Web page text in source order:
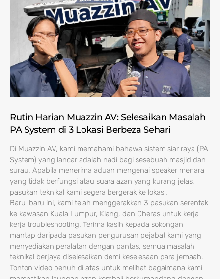
Rutin Harian Muazzin AV: Selesaikan Masalah
PA System di 3 Lokasi Berbeza Sehari
Di Muazzin AV, kami memahami bahawa sistem siar raya (PA
System) yang lancar adalah nadi bagi sesebuah masjid dan
surau. Apabila menerima aduan mengenai speaker menara
yang tidak berfungsi atau suara azan yang kurang jelas,
pasukan teknikal kami segera bergerak ke lokasi.
Baru-baru ini, kami telah menggerakkan 3 pasukan serentak
ke kawasan Kuala Lumpur, Klang, dan Cheras untuk kerja-
kerja troubleshooting. Terima kasih kepada sokongan
mantap daripada pasukan pengurusan pejabat kami yang
menyediakan peralatan dengan pantas, semua masalah
teknikal berjaya diselesaikan demi keselesaan para jemaah.
Tonton video penuh di atas untuk melihat bagaimana kami